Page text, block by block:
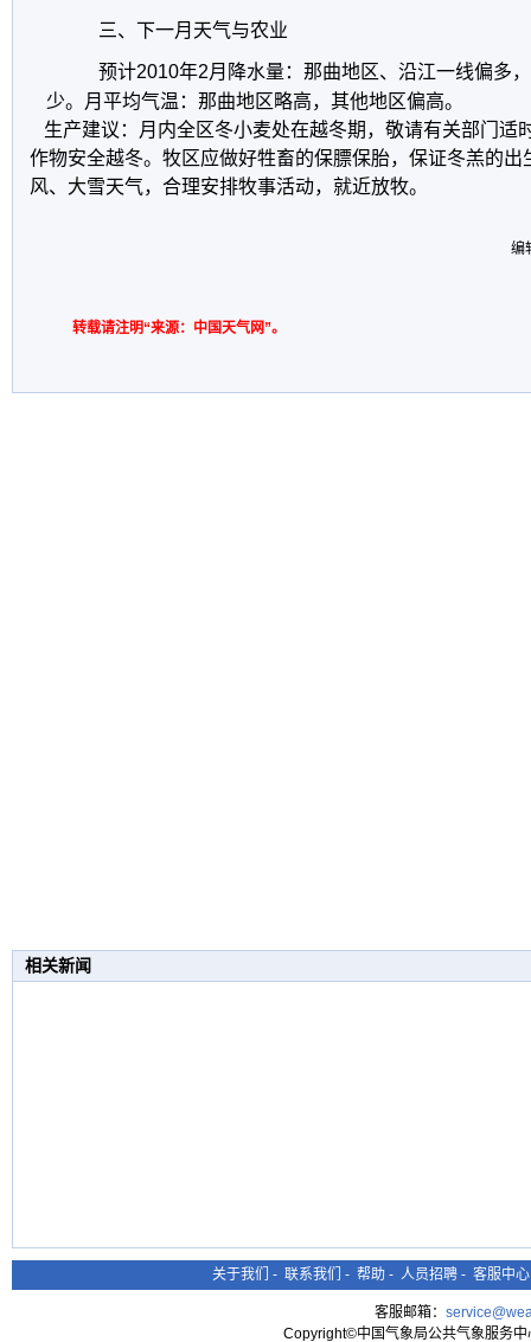
三、下一月天气与农业
预计2010年2月降水量：那曲地区、沿江一线偏多
少。月平均气温：那曲地区略高，其他地区偏高。
生产建议：月内全区冬小麦处在越冬期，敬请有关部门适
作物安全越冬。牧区应做好牲畜的保膘保胎，保证冬羔的出
风、大雪天气，合理安排牧事活动，就近放牧。
编
转载请注明“来源：中国天气网”。
相关新闻
关于我们 - 联系我们 - 帮助 - 人员招聘 - 客服中心
客服邮箱：
Copyright©中国气象局公共气象服务